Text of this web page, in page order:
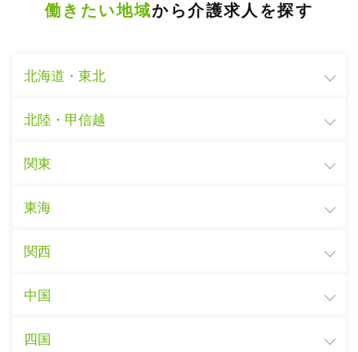
働きたい地域から介護求人を探す
北海道・東北
北陸・甲信越
関東
東海
関西
中国
四国